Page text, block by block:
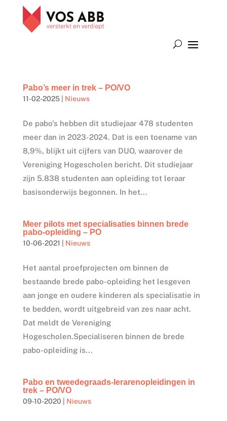
Pabo’s meer in trek – PO/VO
11-02-2025| Nieuws
De pabo’s hebben dit studiejaar 478 studenten
meer dan in 2023-2024. Dat is een toename van
8,9%, blijkt uit cijfers van DUO, waarover de
Vereniging Hogescholen bericht. Dit studiejaar
zijn 5.838 studenten aan opleiding tot leraar
basisonderwijs begonnen. In het...
Meer pilots met specialisaties binnen brede
pabo-opleiding – PO
10-06-2021 Nieuws
Het aantal proefprojecten om binnen de
bestaande brede pabo-opleiding het lesgeven
aan jonge en oudere kinderen als specialisatie in
te bedden, wordt uitgebreid van zes naar acht.
Dat meldt de Vereniging
Hogescholen.Specialiseren binnen de brede
pabo-opleiding is...
Pabo en tweedegraads-lerarenopleidingen in
trek – PO/VO
09-10-2020 Nieuws